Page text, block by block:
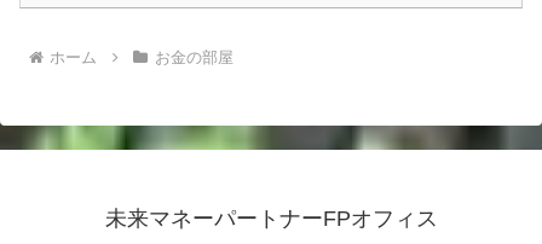
ホーム お金の部屋
未来マネーパートナーFPオフィス